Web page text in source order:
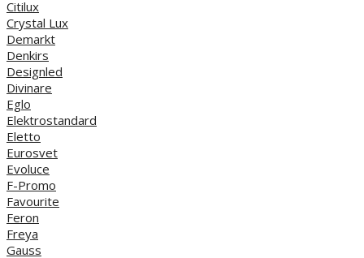
Citilux
Crystal Lux
Demarkt
Denkirs
Designled
Divinare
Eglo
Elektrostandard
Eletto
Eurosvet
Evoluce
F-Promo
Favourite
Feron
Freya
Gauss